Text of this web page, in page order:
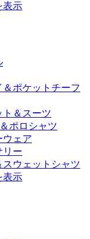
表示
＆ポケットチーフ
ト＆スーツ
ポロシャツ
ウェア
リー
スウェットシャツ
表示